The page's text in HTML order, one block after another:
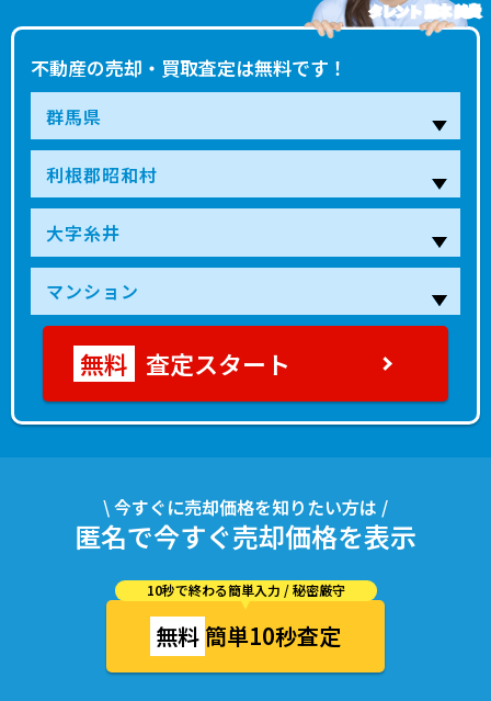
不動産の売却・買取査定は無料です！
タレント 藤本 美貴
査定スタート
\ 今すぐに売却価格を知りたい方は /
匿名で今すぐ売却価格を表示
10秒で終わる簡単入力 / 秘密厳守
無料簡単10秒査定